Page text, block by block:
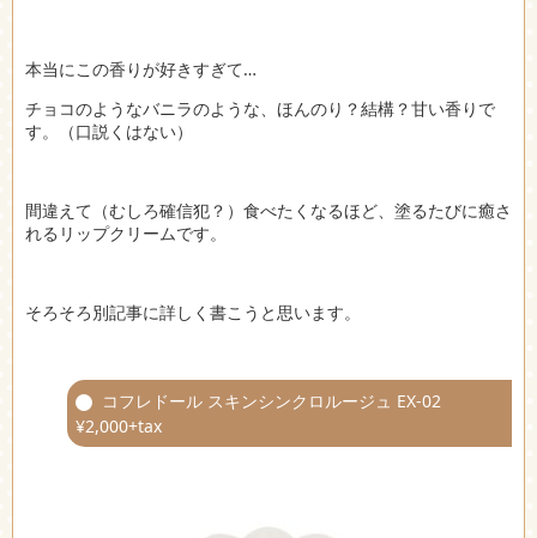
本当にこの香りが好きすぎて…
チョコのようなバニラのような、ほんのり？結構？甘い香りで
す。（口説くはない）
間違えて（むしろ確信犯？）食べたくなるほど、塗るたびに癒さ
れるリップクリームです。
そろそろ別記事に詳しく書こうと思います。
コフレドール スキンシンクロルージュ EX-02
¥2,000+tax